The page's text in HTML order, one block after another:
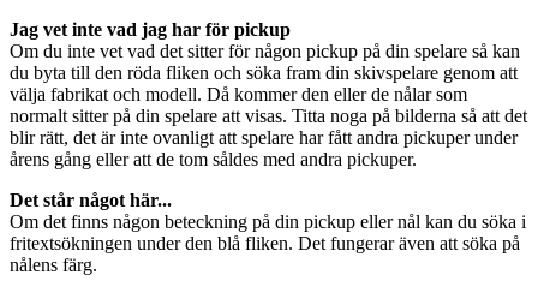
Jag vet inte vad jag har för pickup
Om du inte vet vad det sitter för någon pickup på din spelare så kan
du byta till den röda fliken och söka fram din skivspelare genom att
välja fabrikat och modell. Då kommer den eller de nålar som
normalt sitter på din spelare att visas. Titta noga på bilderna så att det
blir rätt, det är inte ovanligt att spelare har fått andra pickuper under
årens gång eller att de tom såldes med andra pickuper.
Det står något här...
Om det finns någon beteckning på din pickup eller nål kan du söka i
fritextsökningen under den blå fliken. Det fungerar även att söka på
nålens färg.